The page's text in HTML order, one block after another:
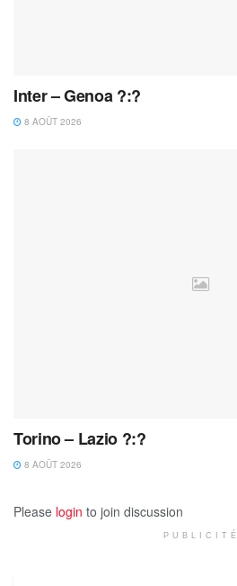
Inter – Genoa ?:?
8 AOÛT 2026
Torino – Lazio ?:?
8 AOÛT 2026
Please login to join discussion
PUBLICITÉ